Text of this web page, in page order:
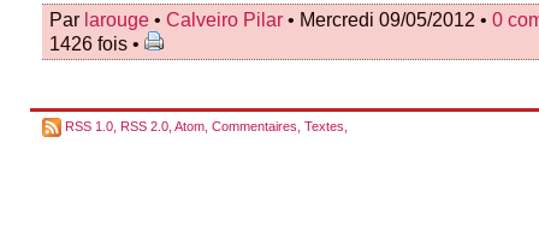
Par larouge • Calveiro Pilar • Mercredi 09/05/2012 • 0
1426 fois •
RSS 1.0 RSS 2.0 Atom Commentaires Textes